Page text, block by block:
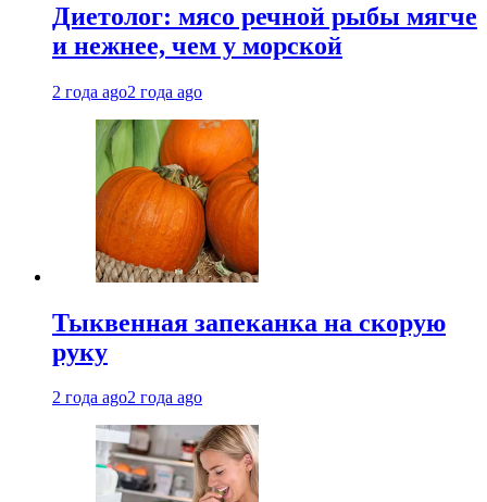
Диетолог: мясо речной рыбы мягче
и нежнее, чем у морской
2 года ago2 года ago
Тыквенная запеканка на скорую
руку
2 года ago2 года ago